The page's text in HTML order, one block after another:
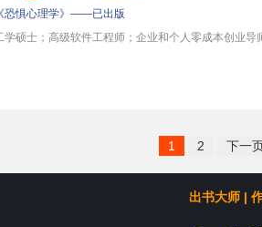
《恐惧心理学》——已出版
学硕士；高级软件工程师；企业和个人零成本创业导
1 2 下一
出书大师 |